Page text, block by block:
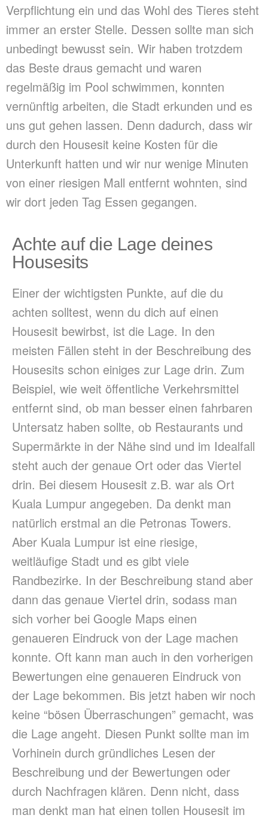
Verpflichtung ein und das Wohl des Tieres steht
immer an erster Stelle. Dessen sollte man sich
unbedingt bewusst sein. Wir haben trotzdem
das Beste draus gemacht und waren
regelmäßig im Pool schwimmen, konnten
vernünftig arbeiten, die Stadt erkunden und es
uns gut gehen lassen. Denn dadurch, dass wir
durch den Housesit keine Kosten für die
Unterkunft hatten und wir nur wenige Minuten
von einer riesigen Mall entfernt wohnten, sind
wir dort jeden Tag Essen gegangen.
Achte auf die Lage deines
Housesits
Einer der wichtigsten Punkte, auf die du
achten solltest, wenn du dich auf einen
Housesit bewirbst, ist die Lage. In den
meisten Fällen steht in der Beschreibung des
Housesits schon einiges zur Lage drin. Zum
Beispiel, wie weit öffentliche Verkehrsmittel
entfernt sind, ob man besser einen fahrbaren
Untersatz haben sollte, ob Restaurants und
Supermärkte in der Nähe sind und im Idealfall
steht auch der genaue Ort oder das Viertel
drin. Bei diesem Housesit z.B. war als Ort
Kuala Lumpur angegeben. Da denkt man
natürlich erstmal an die Petronas Towers.
Aber Kuala Lumpur ist eine riesige,
weitläufige Stadt und es gibt viele
Randbezirke. In der Beschreibung stand aber
dann das genaue Viertel drin, sodass man
sich vorher bei Google Maps einen
genaueren Eindruck von der Lage machen
konnte. Oft kann man auch in den vorherigen
Bewertungen eine genaueren Eindruck von
der Lage bekommen. Bis jetzt haben wir noch
keine “bösen Überraschungen” gemacht, was
die Lage angeht. Diesen Punkt sollte man im
Vorhinein durch gründliches Lesen der
Beschreibung und der Bewertungen oder
durch Nachfragen klären. Denn nicht, dass
man denkt man hat einen tollen Housesit im